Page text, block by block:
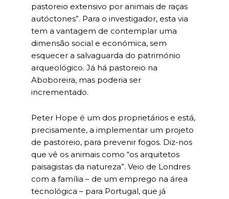
pastoreio extensivo por animais de raças
autóctones”. Para o investigador, esta via
tem a vantagem de contemplar uma
dimensão social e económica, sem
esquecer a salvaguarda do património
arqueológico. Já há pastoreio na
Aboboreira, mas poderia ser
incrementado.
Peter Hope é um dos proprietários e está,
precisamente, a implementar um projeto
de pastoreio, para prevenir fogos. Diz-nos
que vê os animais como “os arquitetos
paisagistas da natureza”. Veio de Londres
com a família – de um emprego na área
tecnológica – para Portugal, que já